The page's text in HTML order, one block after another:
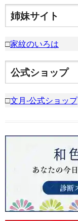
姉妹サイト
□家紋のいろは
公式ショップ
□文月-公式ショップ